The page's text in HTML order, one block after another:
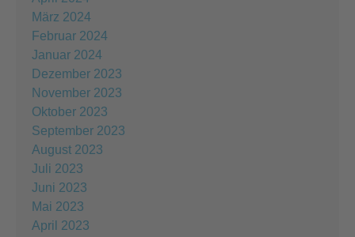
März 2024
Februar 2024
Januar 2024
Dezember 2023
November 2023
Oktober 2023
September 2023
August 2023
Juli 2023
Juni 2023
Mai 2023
April 2023